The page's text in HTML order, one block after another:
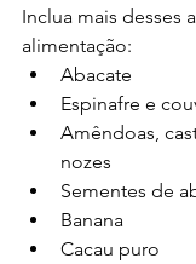
Inclua mais desses
alimentação:
Abacate
Espinafre e
Amêndoas,
nozes
Sementes de
Banana
Cacau puro